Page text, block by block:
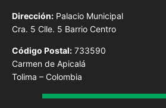
Dirección: Palacio Municipal
Cra. 5 Clle. 5 Barrio Centro
Código Postal: 733590
Carmen de Apicalá
Tolima – Colombia